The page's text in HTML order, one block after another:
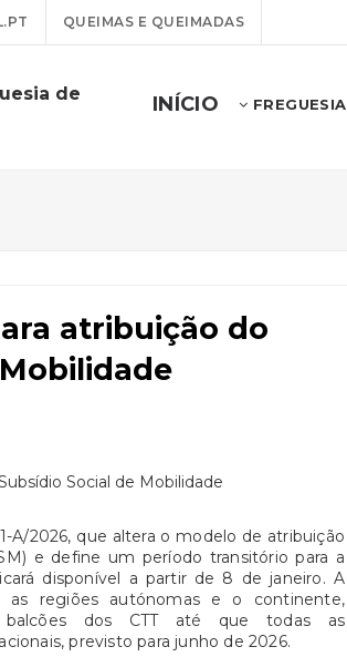
QUEIMAS E QUEIMADAS
de
INÍCIO FREGUESIA
atribuição do
A/2026, que altera o modelo de atribuição
e define um período transitório para a
disponível a partir de 8 de janeiro. A
as regiões autónomas e o continente,
dos CTT até que todas as
previsto para junho de 2026.